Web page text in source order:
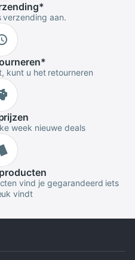
*
verzending aan.
*
kunt u het retourneren
week nieuwe deals
producten
vind je gegarandeerd iets
vindt